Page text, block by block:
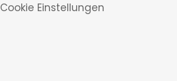
Cookie Einstellungen